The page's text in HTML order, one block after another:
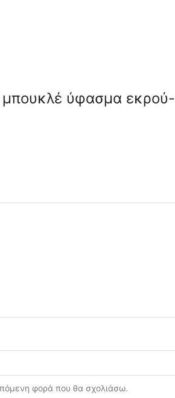
ύφασμα εκρού-
φορά που θα σχολιάσω.